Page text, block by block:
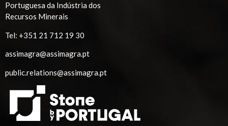
Portuguesa da Indústria dos
Recursos Minerais
Tel: +351 21 712 19 30
assimagra@assimagra.pt
public.relations@assimagra.pt